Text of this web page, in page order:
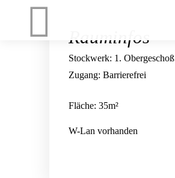
Rauminfos
Stockwerk: 1. Obergeschoß
Zugang: Barrierefrei
Fläche: 35m²
W-Lan vorhanden